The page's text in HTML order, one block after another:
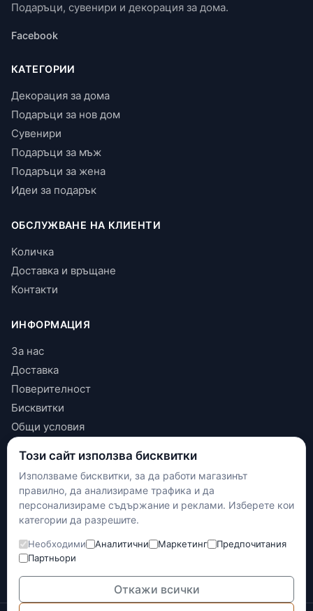
Подаръци, сувенири и декорация за дома.
Facebook
КАТЕГОРИИ
Декорация за дома
Подаръци за нов дом
Сувенири
Подаръци за мъж
Подаръци за жена
Идеи за подарък
ОБСЛУЖВАНЕ НА КЛИЕНТИ
Количка
Доставка и връщане
Контакти
ИНФОРМАЦИЯ
За нас
Доставка
Поверителност
Бисквитки
Общи условия
КОНТАКТИ
+(359) 898 719431
contact.maxshop.bg@gmail.com
улица Панайот Волов 42, Шумен
Наложен платеж
Банков превод
Доставка с Еконт
Този сайт използва бисквитки
Използваме бисквитки, за да работи магазинът
правилно, да анализираме трафика и да
персонализираме съдържание и реклами. Изберете кои
категории да разрешите.
Необходими Аналитични Маркетинг
Предпочитания
Партньори
Откажи всички